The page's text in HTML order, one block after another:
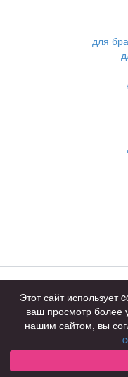
для
Знакомства для
Онлайн знакомства
Этот сайт использует
ваш просмотр более
нашим сайтом, вы